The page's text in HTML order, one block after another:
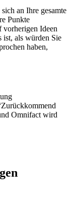
an Ihre gesamte
Punkte
vorherigen Ideen
ist, als würden Sie
haben,
Omnifact wird